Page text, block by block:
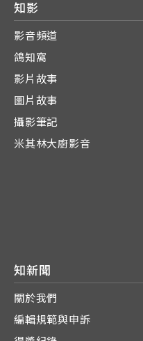
知影
影音頻道
鴿知窩
影片故事
圖片故事
攝影筆記
米其林大廚影音
知新聞
關於我們
編輯規範與申訴